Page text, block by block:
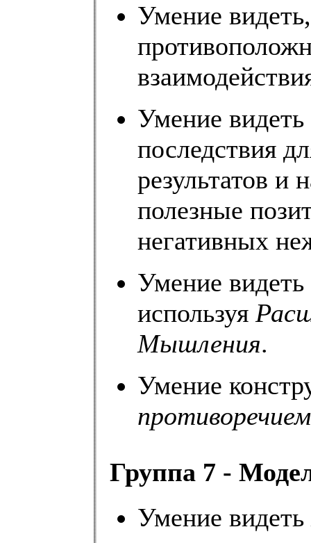
Умение
Умение
последствия
результатов и
полезные
негативных
Умение видеть
используя
Мышления.
Умение
противоречием
Группа 7 -
Умение видеть